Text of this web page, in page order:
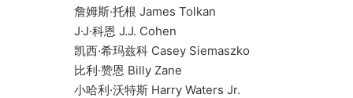
詹姆斯·托根 James Tolkan
J·J·科恩 J.J. Cohen
凯西·希玛兹科 Casey Siemaszko
比利·赞恩 Billy Zane
小哈利·沃特斯 Harry Waters Jr.